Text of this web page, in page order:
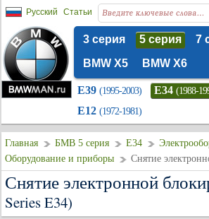
Русский Статьи
3 серия 5 серия 7
BMW X5
BMW X6
E39 (1995-2003) E34 (1988-
E12 (1972-1981)
Главная БМВ 5 серия E34
Оборудование и приборы
Снятие
Снятие электронной
Series E34)